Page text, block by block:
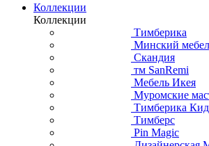
Коллекции
Коллекции
Тимберика
Минский
Скандия
тм SanRemi
Мебель Икея
Муромские
Тимберика
Тимберс
Pin Magic